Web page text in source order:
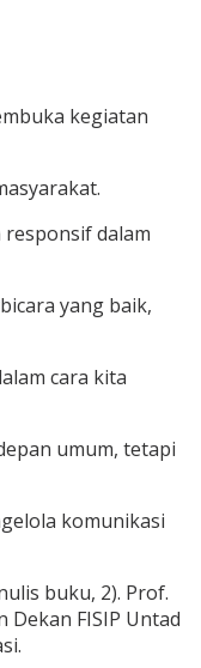
kegiatan
dalam
yang baik,
cara kita
umum, tetapi
komunikasi
buku, 2). Prof.
FISIP Untad